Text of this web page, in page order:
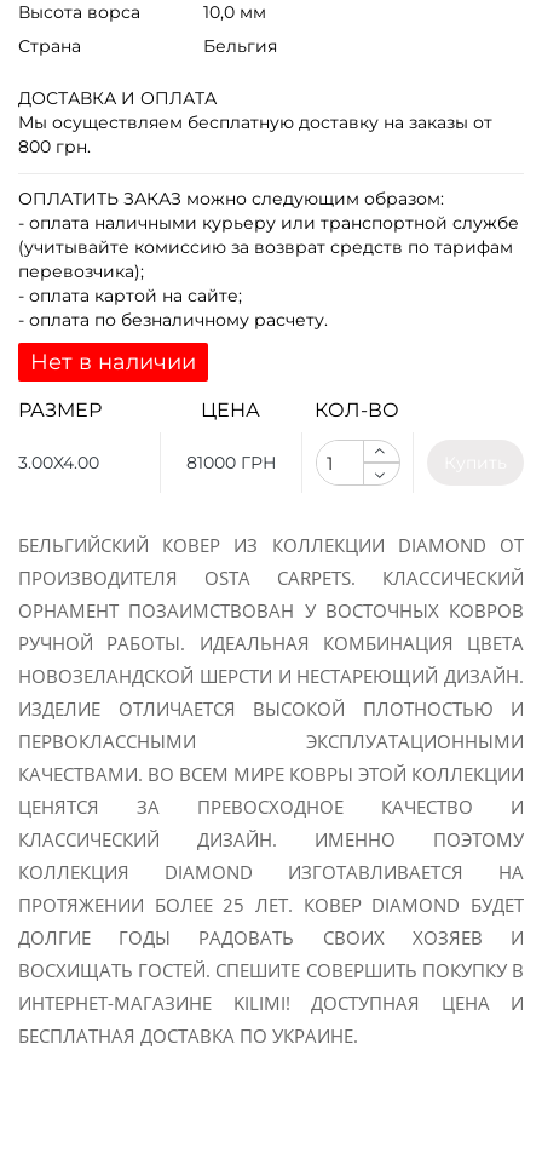
Высота ворса
10,0 мм
Страна
Бельгия
ДОСТАВКА И ОПЛАТА
Мы осуществляем бесплатную доставку на заказы от
800 грн.
ОПЛАТИТЬ ЗАКАЗ можно следующим образом:
- оплата наличными курьеру или транспортной службе
(учитывайте комиссию за возврат средств по тарифам
перевозчика);
- оплата картой на сайте;
- оплата по безналичному расчету.
Нет в наличии
РАЗМЕР ЦЕНА КОЛ-ВО
3.00X4.00 81000 ГРН
БЕЛЬГИЙСКИЙ КОВЕР ИЗ КОЛЛЕКЦИИ DIAMOND ОТ
ПРОИЗВОДИТЕЛЯ OSTA CARPETS. КЛАССИЧЕСКИЙ
ОРНАМЕНТ ПОЗАИМСТВОВАН У ВОСТОЧНЫХ КОВРОВ
РУЧНОЙ РАБОТЫ. ИДЕАЛЬНАЯ КОМБИНАЦИЯ ЦВЕТА
НОВОЗЕЛАНДСКОЙ ШЕРСТИ И НЕСТАРЕЮЩИЙ ДИЗАЙН.
ИЗДЕЛИЕ ОТЛИЧАЕТСЯ ВЫСОКОЙ ПЛОТНОСТЬЮ И
ПЕРВОКЛАССНЫМИ ЭКСПЛУАТАЦИОННЫМИ
КАЧЕСТВАМИ. ВО ВСЕМ МИРЕ КОВРЫ ЭТОЙ КОЛЛЕКЦИИ
ЦЕНЯТСЯ ЗА ПРЕВОСХОДНОЕ КАЧЕСТВО И
КЛАССИЧЕСКИЙ ДИЗАЙН. ИМЕННО ПОЭТОМУ
КОЛЛЕКЦИЯ DIAMOND
ИЗГОТАВЛИВАЕТСЯ НА
ПРОТЯЖЕНИИ БОЛЕЕ 25 ЛЕТ. КОВЕР DIAMOND БУДЕТ
ДОЛГИЕ ГОДЫ РАДОВАТЬ СВОИХ ХОЗЯЕВ И
ВОСХИЩАТЬ ГОСТЕЙ. СПЕШИТЕ СОВЕРШИТЬ ПОКУПКУ В
ИНТЕРНЕТ-МАГАЗИНЕ KILIMI! ДОСТУПНАЯ ЦЕНА И
БЕСПЛАТНАЯ ДОСТАВКА ПО УКРАИНЕ.